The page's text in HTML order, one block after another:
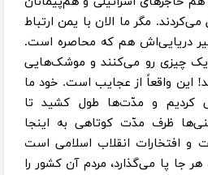
مگر ما الان با یمن ارتباط
دریایی‌اش هم که محاصره است.
یک چیزی رو می‌کنند و موشک‌هایی
این واقعاً از عجایب است. خود ما
کردیم و مدّت‌ها طول کشید تا
ظرف مدّت کوتاهی به اینجا
و افتخارات انقلاب اسلامی است
هر جا پا می‌گذارد، مردم آن کشور را